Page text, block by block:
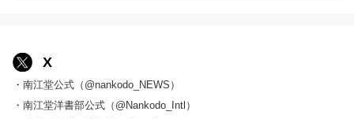
X
・南江堂公式（@nankodo_NEWS）
・南江堂洋書部公式（@Nankodo_Intl）